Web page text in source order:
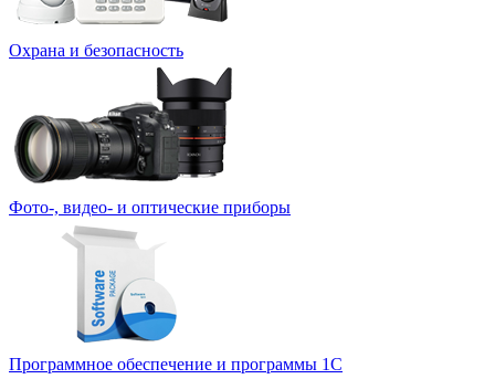
Охрана и безопасность
Фото-, видео- и оптические приборы
Программное обеспечение и программы 1С